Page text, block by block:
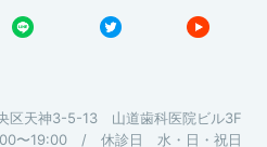
区天神3-5-13 山道歯科医院ビル3F
〜19:00 / 休診日 水・日・祝日